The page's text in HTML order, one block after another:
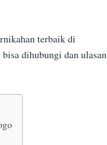
terbaik di
dihubungi dan ulasan